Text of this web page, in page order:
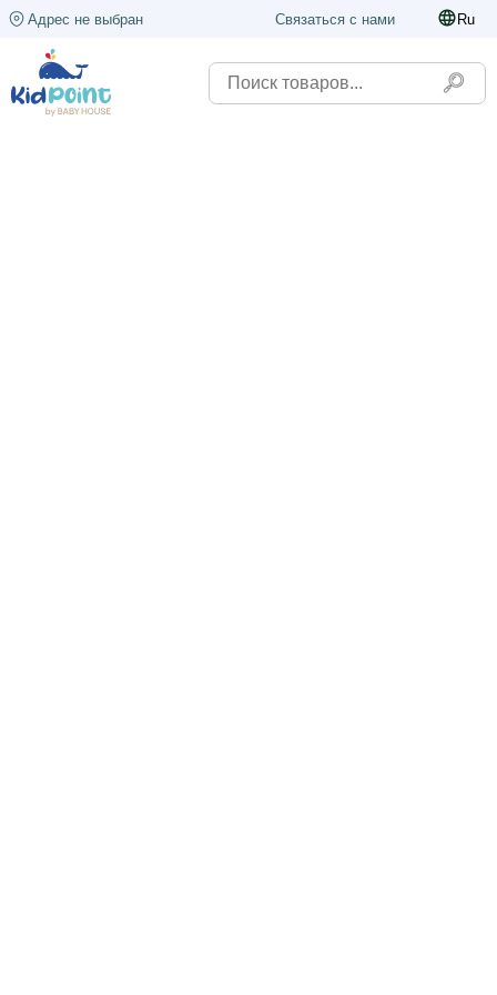
Адрес не выбран Связаться с нами Ru